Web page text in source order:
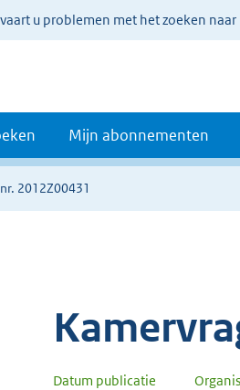
u problemen met het zoeken
Mijn abonnementen
2012Z00431
Datum publicatie